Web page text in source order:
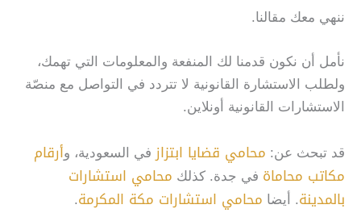
ننهي معك مقالنا.
نأمل أن نكون قدمنا لك المنفعة والمعلومات التي تهمك،
ولطلب الاستشارة القانونية لا تتردد في التواصل مع منصّة
الاستشارات القانونية أونلاين.
قد تبحث عن: محامي قضايا ابتزاز في السعودية، وأرقام
مكاتب محاماة في جدة. كذلك محامي استشارات
بالمدينة. أيضا محامي استشارات مكة المكرمة.